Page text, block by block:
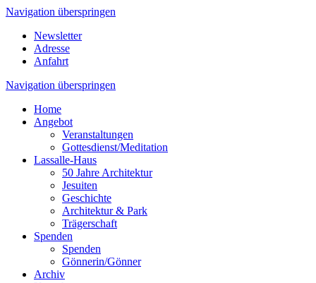
Navigation überspringen
Newsletter
Adresse
Anfahrt
Navigation überspringen
Home
Angebot
Veranstaltungen
Gottesdienst/Meditation
Lassalle-Haus
50 Jahre Architektur
Jesuiten
Geschichte
Architektur & Park
Trägerschaft
Spenden
Spenden
Gönnerin/Gönner
Archiv